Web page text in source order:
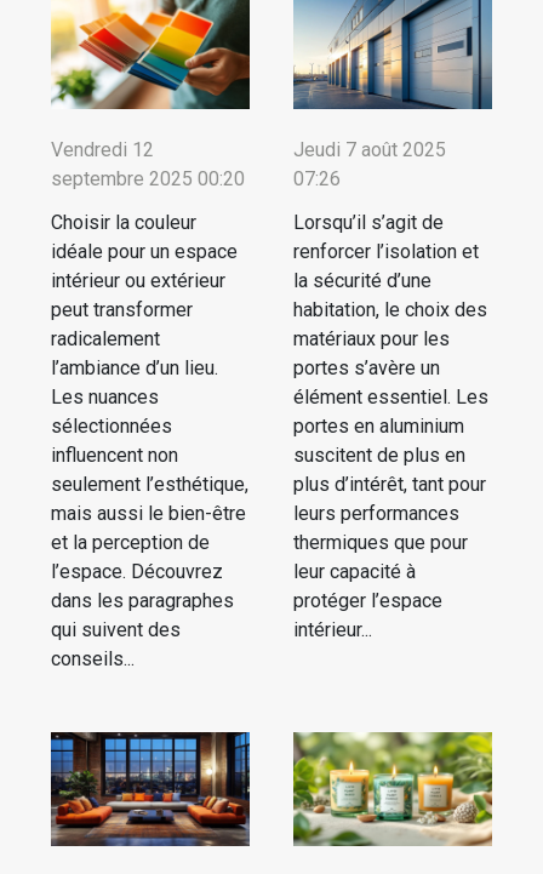
Vendredi 12
septembre 2025 00:20
Choisir la couleur
idéale pour un espace
intérieur ou extérieur
peut transformer
radicalement
l’ambiance d’un lieu.
Les nuances
sélectionnées
influencent non
seulement l’esthétique,
mais aussi le bien-être
et la perception de
l’espace. Découvrez
dans les paragraphes
qui suivent des
conseils...
Jeudi 7 août 2025
07:26
Lorsqu’il s’agit de
renforcer l’isolation et
la sécurité d’une
habitation, le choix des
matériaux pour les
portes s’avère un
élément essentiel. Les
portes en aluminium
suscitent de plus en
plus d’intérêt, tant pour
leurs performances
thermiques que pour
leur capacité à
protéger l’espace
intérieur...